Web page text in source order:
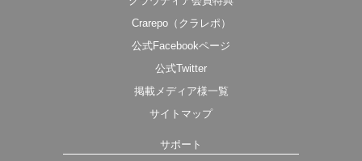
Crarepo（クラレポ）
公式Facebookページ
公式Twitter
掲載メディア様一覧
サイトマップ
サポート